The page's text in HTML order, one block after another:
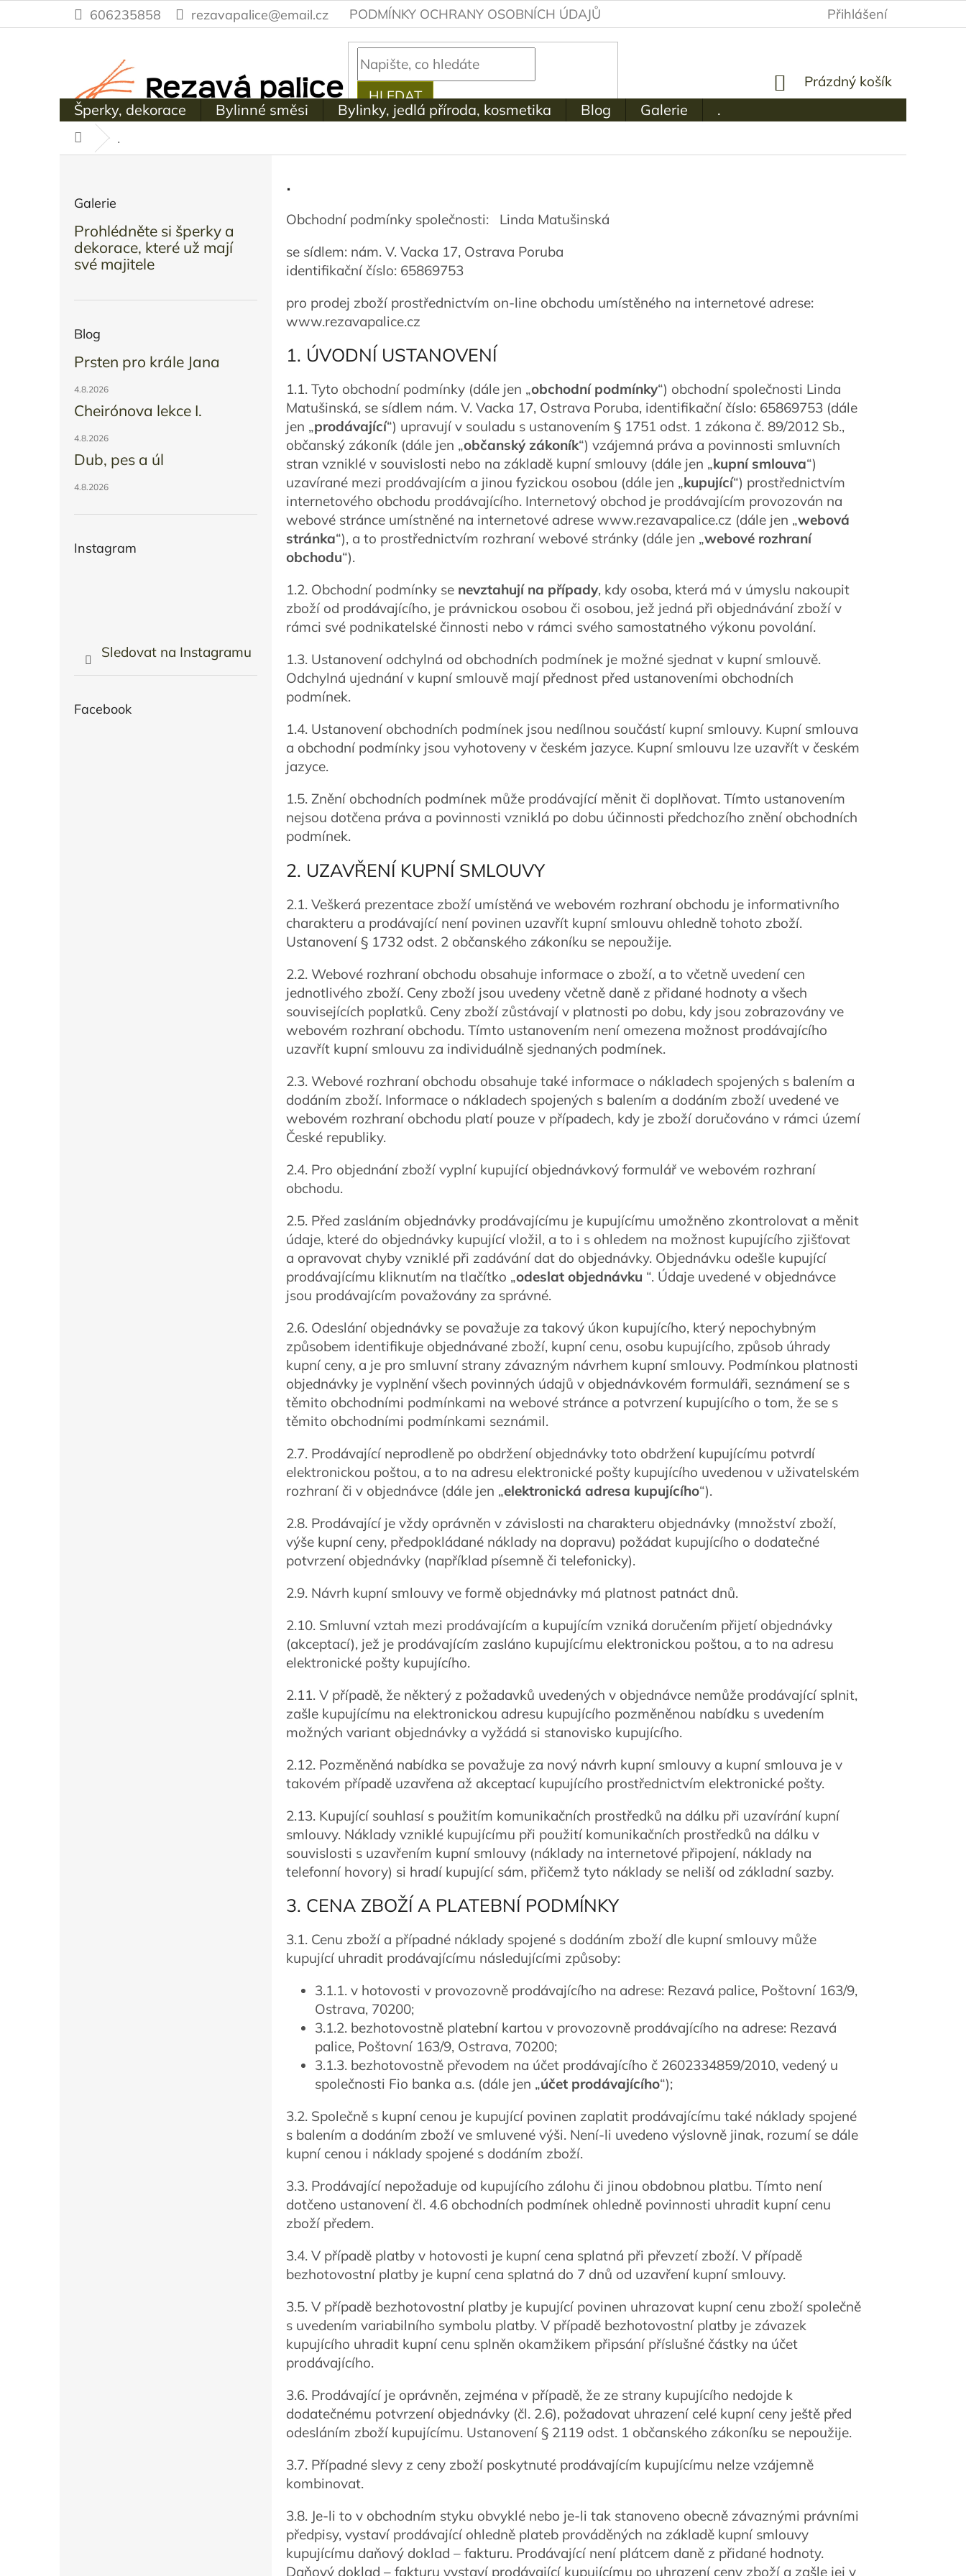
na
606235858 rezavapalice@email.cz PODMÍNKY OCHRANY OSOBNÍCH ÚDAJŮ Přihlášení
HLEDAT
NÁKUPNÍ
KOŠÍK
Prázdný košík
Šperky, dekorace Bylinné směsi Bylinky, jedlá příroda, kosmetika Blog Galerie .
Domů.
Galerie
Prohlédněte si šperky a
dekorace, které už mají
své majitele
Blog
Prsten pro krále Jana
4.8.2026
Cheirónova lekce I.
4.8.2026
Dub, pes a úl
4.8.2026
Instagram
Sledovat na Instagramu
Facebook
.
Obchodní podmínky společnosti: Linda Matušinská
se sídlem: nám. V. Vacka 17, Ostrava Poruba
identifikační číslo: 65869753
pro prodej zboží prostřednictvím on-line obchodu umístěného na internetové adrese:
www.rezavapalice.cz
1. ÚVODNÍ USTANOVENÍ
1.1. Tyto obchodní podmínky (dále jen „obchodní podmínky“) obchodní společnosti Linda
Matušinská, se sídlem nám. V. Vacka 17, Ostrava Poruba, identifikační číslo: 65869753 (dále
jen „prodávající“) upravují v souladu s ustanovením § 1751 odst. 1 zákona č. 89/2012 Sb.,
občanský zákoník (dále jen „občanský zákoník“) vzájemná práva a povinnosti smluvních
stran vzniklé v souvislosti nebo na základě kupní smlouvy (dále jen „kupní smlouva“)
uzavírané mezi prodávajícím a jinou fyzickou osobou (dále jen „kupující“) prostřednictvím
internetového obchodu prodávajícího. Internetový obchod je prodávajícím provozován na
webové stránce umístněné na internetové adrese www.rezavapalice.cz (dále jen „webová
stránka“), a to prostřednictvím rozhraní webové stránky (dále jen „webové rozhraní
obchodu“).
1.2. Obchodní podmínky se nevztahují na případy, kdy osoba, která má v úmyslu nakoupit
zboží od prodávajícího, je právnickou osobou či osobou, jež jedná při objednávání zboží v
rámci své podnikatelské činnosti nebo v rámci svého samostatného výkonu povolání.
1.3. Ustanovení odchylná od obchodních podmínek je možné sjednat v kupní smlouvě.
Odchylná ujednání v kupní smlouvě mají přednost před ustanoveními obchodních
podmínek.
1.4. Ustanovení obchodních podmínek jsou nedílnou součástí kupní smlouvy. Kupní smlouva
a obchodní podmínky jsou vyhotoveny v českém jazyce. Kupní smlouvu lze uzavřít v českém
jazyce.
1.5. Znění obchodních podmínek může prodávající měnit či doplňovat. Tímto ustanovením
nejsou dotčena práva a povinnosti vzniklá po dobu účinnosti předchozího znění obchodních
podmínek.
2. UZAVŘENÍ KUPNÍ SMLOUVY
2.1. Veškerá prezentace zboží umístěná ve webovém rozhraní obchodu je informativního
charakteru a prodávající není povinen uzavřít kupní smlouvu ohledně tohoto zboží.
Ustanovení § 1732 odst. 2 občanského zákoníku se nepoužije.
2.2. Webové rozhraní obchodu obsahuje informace o zboží, a to včetně uvedení cen
jednotlivého zboží. Ceny zboží jsou uvedeny včetně daně z přidané hodnoty a všech
souvisejících poplatků. Ceny zboží zůstávají v platnosti po dobu, kdy jsou zobrazovány ve
webovém rozhraní obchodu. Tímto ustanovením není omezena možnost prodávajícího
uzavřít kupní smlouvu za individuálně sjednaných podmínek.
2.3. Webové rozhraní obchodu obsahuje také informace o nákladech spojených s balením a
dodáním zboží. Informace o nákladech spojených s balením a dodáním zboží uvedené ve
webovém rozhraní obchodu platí pouze v případech, kdy je zboží doručováno v rámci území
České republiky.
2.4. Pro objednání zboží vyplní kupující objednávkový formulář ve webovém rozhraní
obchodu.
2.5. Před zasláním objednávky prodávajícímu je kupujícímu umožněno zkontrolovat a měnit
údaje, které do objednávky kupující vložil, a to i s ohledem na možnost kupujícího zjišťovat
a opravovat chyby vzniklé při zadávání dat do objednávky. Objednávku odešle kupující
prodávajícímu kliknutím na tlačítko „odeslat objednávku “. Údaje uvedené v objednávce
jsou prodávajícím považovány za správné.
2.6. Odeslání objednávky se považuje za takový úkon kupujícího, který nepochybným
způsobem identifikuje objednávané zboží, kupní cenu, osobu kupujícího, způsob úhrady
kupní ceny, a je pro smluvní strany závazným návrhem kupní smlouvy. Podmínkou platnosti
objednávky je vyplnění všech povinných údajů v objednávkovém formuláři, seznámení se s
těmito obchodními podmínkami na webové stránce a potvrzení kupujícího o tom, že se s
těmito obchodními podmínkami seznámil.
2.7. Prodávající neprodleně po obdržení objednávky toto obdržení kupujícímu potvrdí
elektronickou poštou, a to na adresu elektronické pošty kupujícího uvedenou v uživatelském
rozhraní či v objednávce (dále jen „elektronická adresa kupujícího“).
2.8. Prodávající je vždy oprávněn v závislosti na charakteru objednávky (množství zboží,
výše kupní ceny, předpokládané náklady na dopravu) požádat kupujícího o dodatečné
potvrzení objednávky (například písemně či telefonicky).
2.9. Návrh kupní smlouvy ve formě objednávky má platnost patnáct dnů.
2.10. Smluvní vztah mezi prodávajícím a kupujícím vzniká doručením přijetí objednávky
(akceptací), jež je prodávajícím zasláno kupujícímu elektronickou poštou, a to na adresu
elektronické pošty kupujícího.
2.11. V případě, že některý z požadavků uvedených v objednávce nemůže prodávající splnit,
zašle kupujícímu na elektronickou adresu kupujícího pozměněnou nabídku s uvedením
možných variant objednávky a vyžádá si stanovisko kupujícího.
2.12. Pozměněná nabídka se považuje za nový návrh kupní smlouvy a kupní smlouva je v
takovém případě uzavřena až akceptací kupujícího prostřednictvím elektronické pošty.
2.13. Kupující souhlasí s použitím komunikačních prostředků na dálku při uzavírání kupní
smlouvy. Náklady vzniklé kupujícímu při použití komunikačních prostředků na dálku v
souvislosti s uzavřením kupní smlouvy (náklady na internetové připojení, náklady na
telefonní hovory) si hradí kupující sám, přičemž tyto náklady se neliší od základní sazby.
3. CENA ZBOŽÍ A PLATEBNÍ PODMÍNKY
3.1. Cenu zboží a případné náklady spojené s dodáním zboží dle kupní smlouvy může
kupující uhradit prodávajícímu následujícími způsoby:
3.1.1. v hotovosti v provozovně prodávajícího na adrese: Rezavá palice, Poštovní 163/9,
Ostrava, 70200;
3.1.2. bezhotovostně platební kartou v provozovně prodávajícího na adrese: Rezavá
palice, Poštovní 163/9, Ostrava, 70200;
3.1.3. bezhotovostně převodem na účet prodávajícího č 2602334859/2010, vedený u
společnosti Fio banka a.s. (dále jen „účet prodávajícího“);
3.2. Společně s kupní cenou je kupující povinen zaplatit prodávajícímu také náklady spojené
s balením a dodáním zboží ve smluvené výši. Není-li uvedeno výslovně jinak, rozumí se dále
kupní cenou i náklady spojené s dodáním zboží.
3.3. Prodávající nepožaduje od kupujícího zálohu či jinou obdobnou platbu. Tímto není
dotčeno ustanovení čl. 4.6 obchodních podmínek ohledně povinnosti uhradit kupní cenu
zboží předem.
3.4. V případě platby v hotovosti je kupní cena splatná při převzetí zboží. V případě
bezhotovostní platby je kupní cena splatná do 7 dnů od uzavření kupní smlouvy.
3.5. V případě bezhotovostní platby je kupující povinen uhrazovat kupní cenu zboží společně
s uvedením variabilního symbolu platby. V případě bezhotovostní platby je závazek
kupujícího uhradit kupní cenu splněn okamžikem připsání příslušné částky na účet
prodávajícího.
3.6. Prodávající je oprávněn, zejména v případě, že ze strany kupujícího nedojde k
dodatečnému potvrzení objednávky (čl. 2.6), požadovat uhrazení celé kupní ceny ještě před
odesláním zboží kupujícímu. Ustanovení § 2119 odst. 1 občanského zákoníku se nepoužije.
3.7. Případné slevy z ceny zboží poskytnuté prodávajícím kupujícímu nelze vzájemně
kombinovat.
3.8. Je-li to v obchodním styku obvyklé nebo je-li tak stanoveno obecně závaznými právními
předpisy, vystaví prodávající ohledně plateb prováděných na základě kupní smlouvy
kupujícímu daňový doklad – fakturu. Prodávající není plátcem daně z přidané hodnoty.
Daňový doklad – fakturu vystaví prodávající kupujícímu po uhrazení ceny zboží a zašle jej v